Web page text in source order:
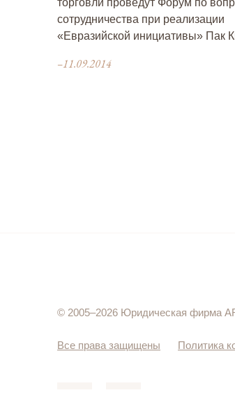
торговли проведут Форум по
сотрудничества при реализации
«Евразийской инициативы» Пак
–11.09.2014
© 2005–2026 Юридическая фирма
Все права защищены Политика